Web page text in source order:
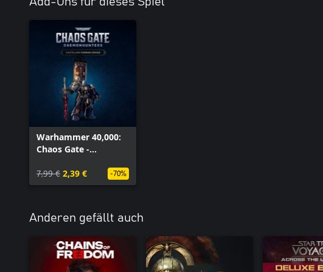
Warhammer 40,000:
Chaos Gate -
Kastellan Garran
Crowe
7,99 € 2,39 € -70%
Anderen gefällt auch